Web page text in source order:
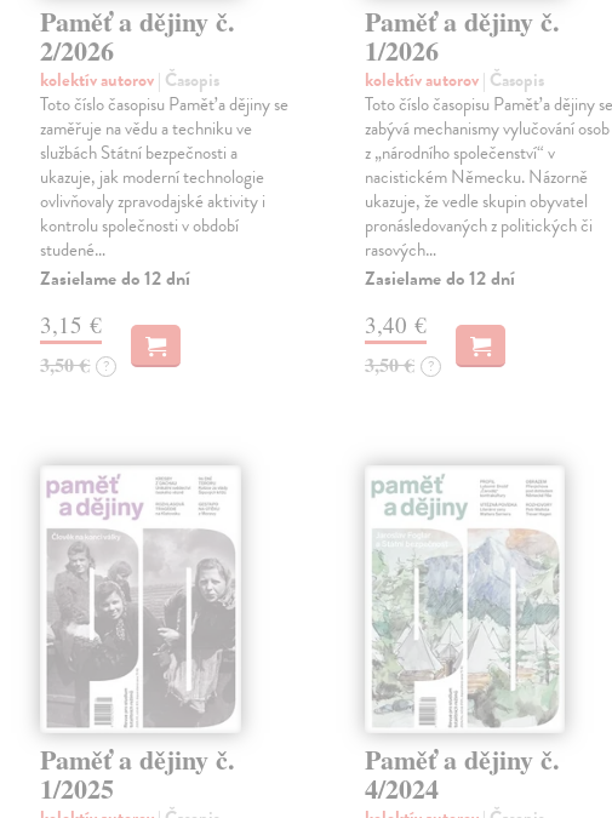
Paměť a dějiny č.
2/2026
kolektív autorov| Časopis
Toto číslo časopisu Paměť a dějiny se
zaměřuje na vědu a techniku ve
službách Státní bezpečnosti a
ukazuje, jak moderní technologie
ovlivňovaly zpravodajské aktivity i
kontrolu společnosti v období
studené…
Zasielame do 12 dní
3,15 €
3,50 € ?
Paměť a dějiny č.
1/2026
kolektív autorov| Časopis
Toto číslo časopisu Paměť a dějiny se
zabývá mechanismy vylučování osob
z „národního společenství“ v
nacistickém Německu. Názorně
ukazuje, že vedle skupin obyvatel
pronásledovaných z politických či
rasových…
Zasielame do 12 dní
3,40 €
3,50 € ?
Paměť a dějiny č.
1/2025
Paměť a dějiny č.
4/2024